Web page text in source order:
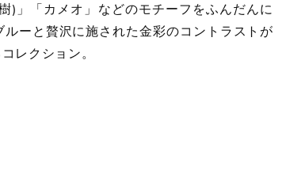
)」「カメオ」などのモチーフをふんだんに
ーと贅沢に施された金彩のコントラストが
レクション。